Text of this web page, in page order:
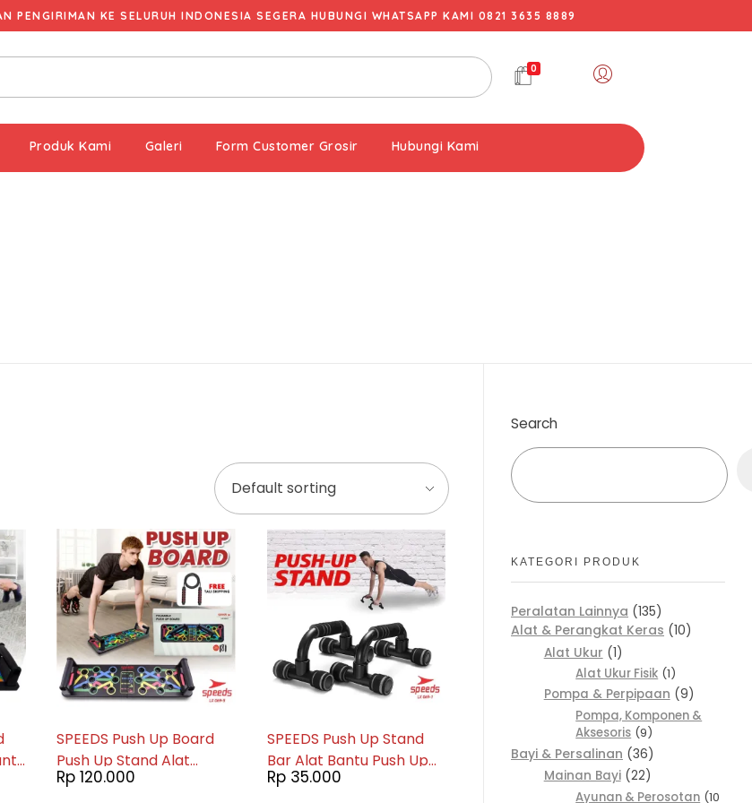
PENGIRIMAN KE SELURUH INDONESIA SEGERA HUBUNGI WHATSAPP KAMI 0821 3635 8889
0
Produk Kami Galeri Form Customer Grosir Hubungi Kami
SPEEDS Push Up Board
Push Up Stand Alat
Olahraga Fitness Gym
Rp 120.000
SPEEDS Push Up Stand
Bar Alat Bantu Push Up
Bar Olahraga Fitness
Rp35.000
Search
KATEGORI PRODUK
Peralatan Lainnya 135
Alat & Perangkat Keras 10
Alat Ukur
1
Alat Ukur Fisik 1
Pompa & Perpipaan
9
Pompa, Komponen &
Aksesoris 9
Bayi & Persalinan 36
Mainan Bayi 22
Ayunan & Perosotan 10